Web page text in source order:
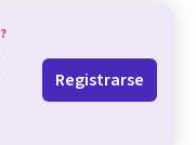
?
Registrarse